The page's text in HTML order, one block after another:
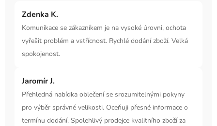
Zdenka K.
Komunikace se zákazníkem je na vysoké úrovni, ochota
vyřešit problém a vstřícnost. Rychlé dodání zboží. Velká
spokojenost.
Jaromír J.
Přehledná nabídka oblečení se srozumitelnými pokyny
pro výběr správné velikosti. Oceňuji přesné informace o
termínu dodání. Spolehlivý prodejce kvalitního zboží za